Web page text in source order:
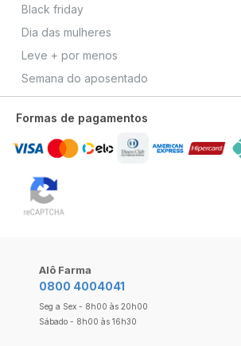
Black friday
Dia das mulheres
Leve + por menos
Semana do aposentado
Formas de pagamentos
Alô Farma
0800 4004041
Seg a Sex - 8h00 às 20h00
Sábado - 8h00 às 16h30